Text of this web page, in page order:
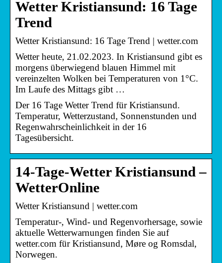
Wetter Kristiansund: 16 Tage
Trend
Wetter Kristiansund: 16 Tage Trend | wetter.com
Wetter heute, 21.02.2023. In Kristiansund gibt es
morgens überwiegend blauen Himmel mit
vereinzelten Wolken bei Temperaturen von 1°C.
Im Laufe des Mittags gibt …
Der 16 Tage Wetter Trend für Kristiansund.
Temperatur, Wetterzustand, Sonnenstunden und
Regenwahrscheinlichkeit in der 16
Tagesübersicht.
14-Tage-Wetter Kristiansund –
WetterOnline
Wetter Kristiansund | wetter.com
Temperatur-, Wind- und Regenvorhersage, sowie
aktuelle Wetterwarnungen finden Sie auf
wetter.com für Kristiansund, Møre og Romsdal,
Norwegen.